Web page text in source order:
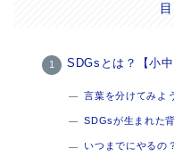
SDGsとは？【小
言葉を分けてみよう
SDGsが生まれた
いつまでにやるの？